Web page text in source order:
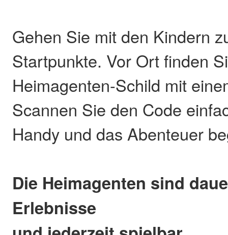
Gehen Sie mit den Kindern
Startpunkte. Vor Ort finden
Heimagenten-Schild mit
Scannen Sie den Code
Handy und das Abenteuer
Die Heimagenten sind
Erlebnisse